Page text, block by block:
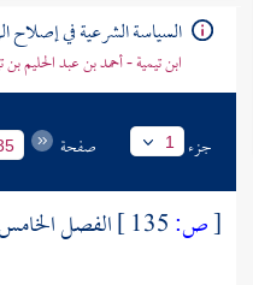
السياسة الشرعية في إصلاح
ابن تيمية - أحمد بن عبد الحليم بن
جزء 1 صفحة
[ص:
الفصل